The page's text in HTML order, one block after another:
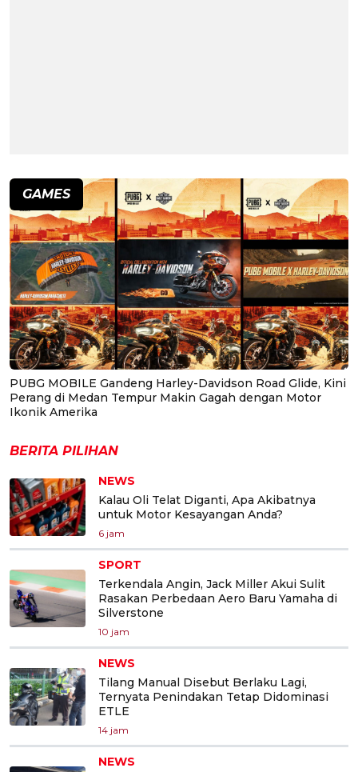
GAMES
PUBG MOBILE Gandeng Harley-Davidson Road Glide, Kini
Perang di Medan Tempur Makin Gagah dengan Motor
Ikonik Amerika
BERITA PILIHAN
NEWS
Kalau Oli Telat Diganti, Apa Akibatnya
untuk Motor Kesayangan Anda?
6 jam
SPORT
Terkendala Angin, Jack Miller Akui Sulit
Rasakan Perbedaan Aero Baru Yamaha di
Silverstone
10 jam
NEWS
Tilang Manual Disebut Berlaku Lagi,
Ternyata Penindakan Tetap Didominasi
ETLE
14 jam
NEWS